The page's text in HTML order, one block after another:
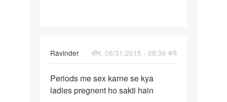
Ravinder
सोम, 08/31/2015 - 08:36 बजे
Periods
me
Periods me sex karne se kya
ladies pregnent ho sakti hain